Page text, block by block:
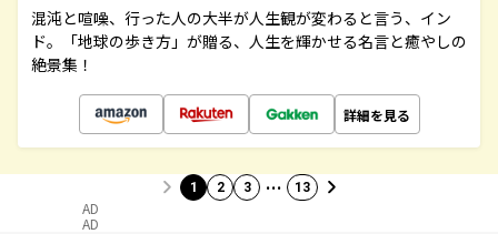
混沌と喧噪、行った人の大半が人生観が変わると言う、イン
ド。「地球の歩き方」が贈る、人生を輝かせる名言と癒やしの
絶景集！
詳細を見る
1 2 3 … 13
AD
AD